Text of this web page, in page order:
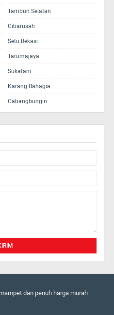
Tambun Selatan
Cibarusah
Setu Bekasi
Tarumajaya
Sukatani
Karang Bahagia
Cabangbungin
dan penuh harga murah